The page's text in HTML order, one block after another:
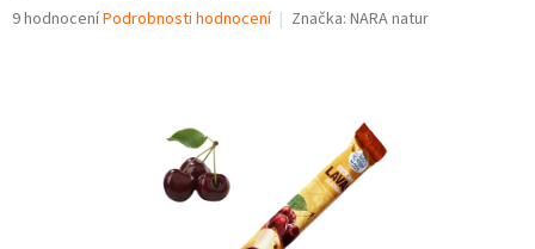
Průměrné
9 hodnoceníPodrobnosti hodnocení Značka: NARA natur